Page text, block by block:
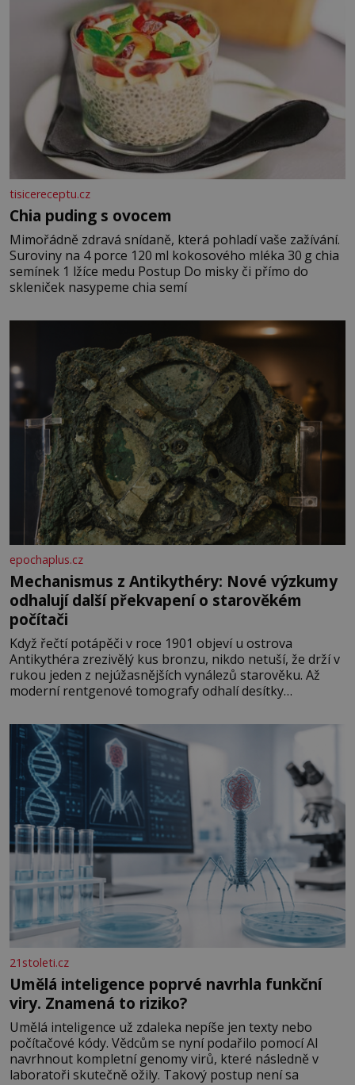
tisicereceptu.cz
Chia puding s ovocem
Mimořádně zdravá snídaně, která pohladí vaše zažívání.
Suroviny na 4 porce 120 ml kokosového mléka 30 g chia
semínek 1 lžíce medu Postup Do misky či přímo do
skleniček nasypeme chia semí
epochaplus.cz
Mechanismus z Antikythéry: Nové výzkumy
odhalují další překvapení o starověkém
počítači
Když řečtí potápěči v roce 1901 objeví u ostrova
Antikythéra zrezivělý kus bronzu, nikdo netuší, že drží v
rukou jeden z nejúžasnějších vynálezů starověku. Až
moderní rentgenové tomografy odhalí desítky
Antikythéry je dnes považován za nejstarší známý
analogový počítač na světě. Přesto ani po více než sto
letech výzkumu
21stoleti.cz
Umělá inteligence poprvé navrhla funkční
viry. Znamená to riziko?
Umělá inteligence už zdaleka nepíše jen texty nebo
počítačové kódy. Vědcům se nyní podařilo pomocí AI
navrhnout kompletní genomy virů, které následně v
laboratoři skutečně ožily. Takový postup není sa